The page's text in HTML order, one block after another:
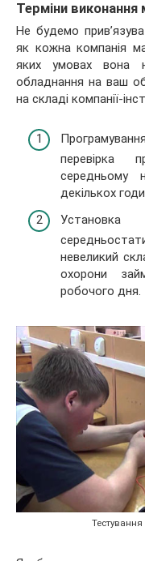
Терміни виконання
Не будемо
як кожна компанія
яких умовах вона
обладнання на ваш
на складі компанії-
перевірка
декількох
Установка
невеликий
охорони
робочого дня.